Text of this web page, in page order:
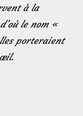
à la
le nom «
porteraient